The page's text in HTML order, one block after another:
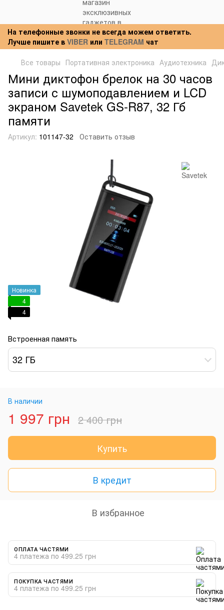
На телефонные звонки не всегда можем ответить.
Лучше пишите в VIBER или TELEGRAM чат
Все товары Портативная электроника Аудиотехника
Мини диктофон брелок на 30 часов
записи с шумоподавлением и LCD
экраном Savetek GS-R87, 32 Гб
памяти
Артикул: 101147-32 Оставить отзыв
Новинка
4
4
Встроенная память
32 ГБ
В наличии
1 997 грн 2 400 грн
Купить
В кредит
В избранное
ОПЛАТА ЧАСТЯМИ
4 платежа по 499.25 грн
ПОКУПКА ЧАСТЯМИ
4 платежа по 499.25 грн